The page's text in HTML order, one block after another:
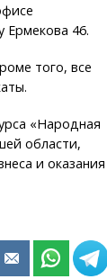
Ермекова 46.
того, все
«Народная
области,
и оказания